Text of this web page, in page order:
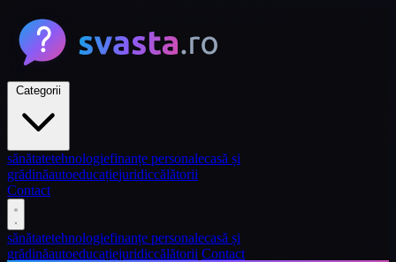
sănătatetehnologiefinanțe personalecasă și
grădinăautoeducațiejuridiccălătorii
Contact
sănătatetehnologiefinanțe personalecasă și
grădinăautoeducațiejuridiccălătorii Contact